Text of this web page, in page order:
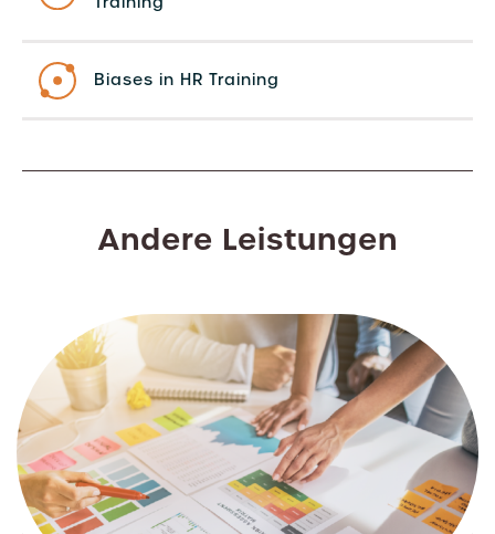
Biases in HR Training
Andere Leistungen